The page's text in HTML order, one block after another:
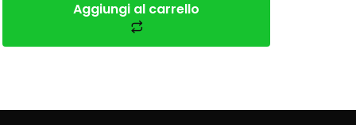
Aggiungi al carrello